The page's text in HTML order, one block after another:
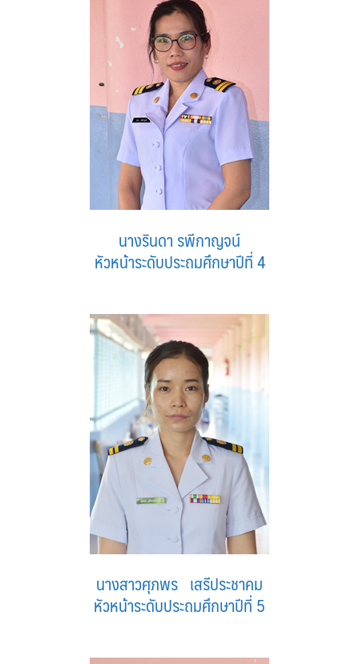
นางรินดา รพีกาญจน์
หัวหน้าระดับประถมศึกษาปีที่ 4
นางสาวศุภพร เสรีประชาคม
หัวหน้าระดับประถมศึกษาปีที่ 5